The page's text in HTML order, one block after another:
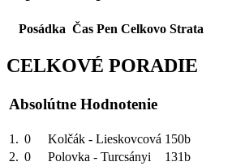
Posádka Čas Pen Celkovo Strata
CELKOVÉ PORADIE
Absolútne Hodnotenie
1. 0 Kolčák - Lieskovcová 150b
2. 0 Polovka - Turcsányi
131b